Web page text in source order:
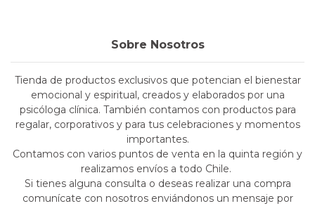
Sobre Nosotros
Tienda de productos exclusivos que potencian el bienestar
emocional y espiritual, creados y elaborados por una
psicóloga clínica. También contamos con productos para
regalar, corporativos y para tus celebraciones y momentos
importantes.
Contamos con varios puntos de venta en la quinta región y
realizamos envíos a todo Chile.
Si tienes alguna consulta o deseas realizar una compra
comunícate con nosotros enviándonos un mensaje por